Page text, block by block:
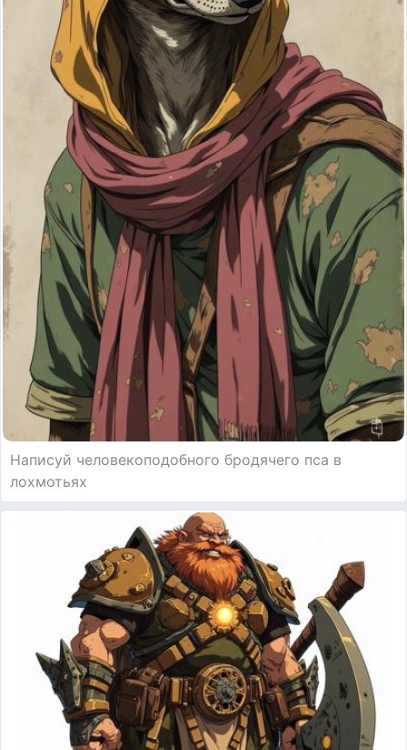
Написуй человекоподобного бродячего пса в
лохмотьях